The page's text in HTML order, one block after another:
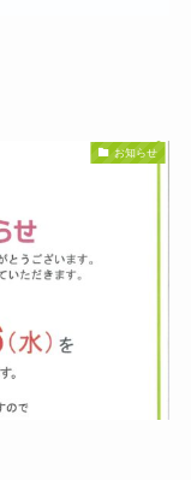
お知らせ